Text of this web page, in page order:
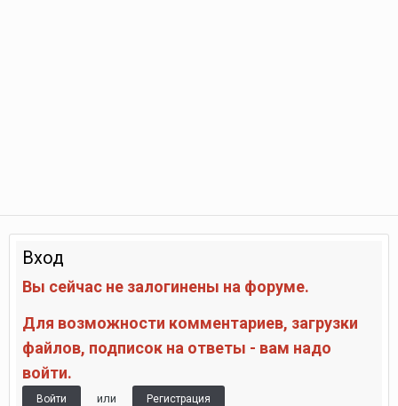
Вход
Вы сейчас не залогинены на форуме.
Для возможности комментариев, загрузки
файлов, подписок на ответы - вам надо
войти.
Войти или Регистрация